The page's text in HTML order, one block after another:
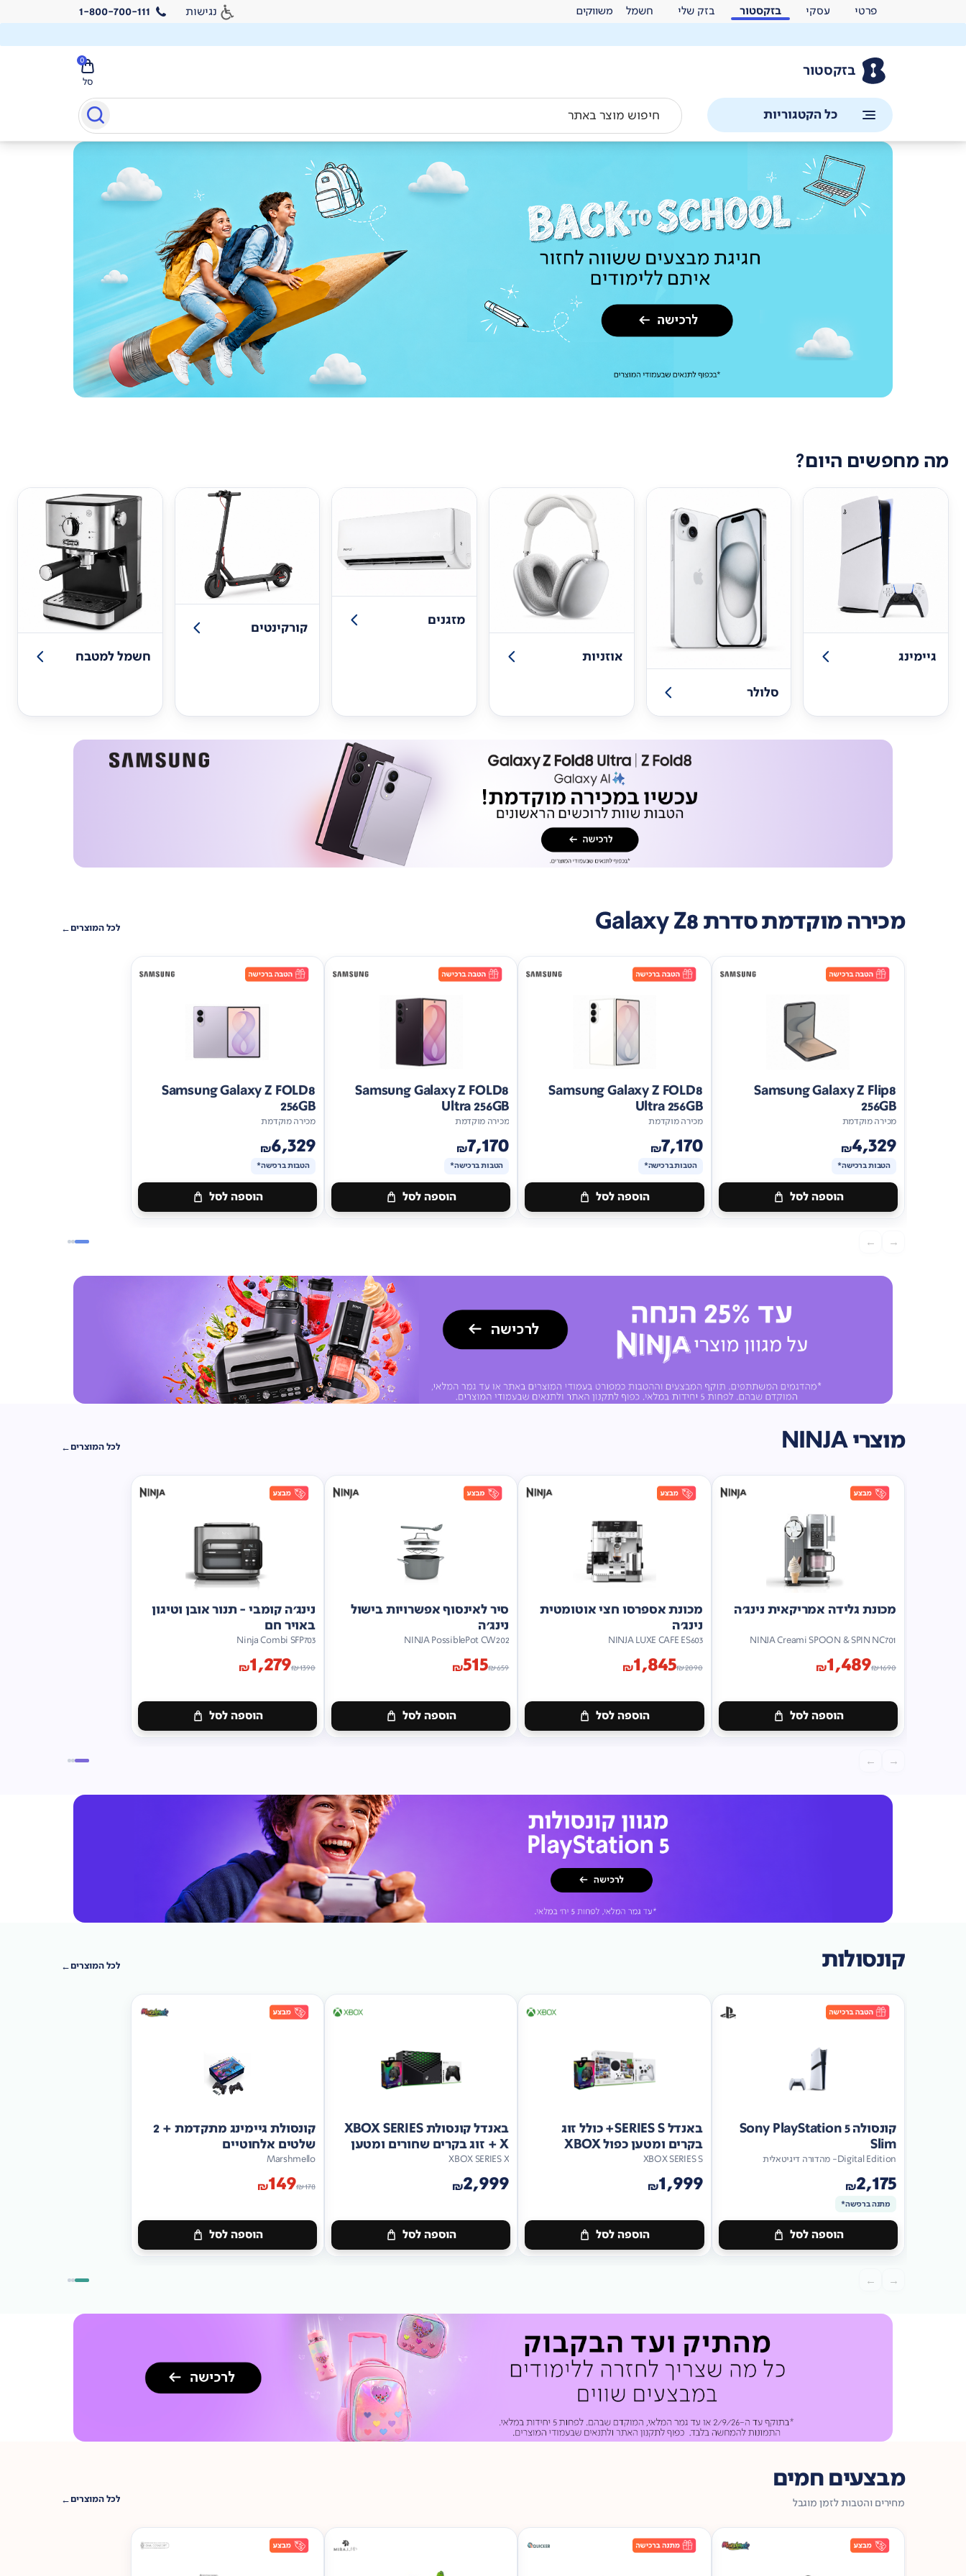
פרטי עסקי בזקסטור בזק שלי חשמל נגישות 1-800-700-111
בזקסטור
סל
0
כל הקטגוריות
מה מחפשים היום?
גיימינג
סלולר
אוזניות
מזגנים
קורקינטים
חשמל למטבח
מכירה מוקדמת סדרת Galaxy Z8 לכל המוצרים
Samsung Galaxy Z Flip8
256GB
מכירה מוקדמת
₪4,329
הטבות ברכישה*
הוספה לסל
ברכישה*
Samsung Galaxy Z FOLD8
Ultra 256GB
מכירה מוקדמת
₪7,170
הטבות ברכישה*
הוספה לסל
Samsung Galaxy Z FOLD8
Ultra 256GB
מכירה מוקדמת
₪7,170
הטבות ברכישה*
הוספה לסל
Samsung Galaxy Z FOLD8
256GB
מכירה מוקדמת
₪6,329
הטבות ברכישה*
הוספה לסל
→
←
מוצרי NINJA לכל המוצרים
מכונת גלידה אמריקאית נינג'ה
NINJA Creami SPOON & SPIN NC701
₪1690
₪1,489
הוספה לסל
מכונת אספרסו חצי אוטומטית
נינג'ה
NINJA LUXE CAFE ES603
₪2090
₪1,845
הוספה לסל
סיר לאינסוף אפשרויות בישול
נינג'ה
NINJA PossiblePot CW202
₪659
₪515
הוספה לסל
נינג'ה קומבי - תנור אובן וטיגון
באויר חם
Ninja Combi SFP703
₪1390
₪1,279
הוספה לסל
→
←
קונסולות לכל המוצרים
קונסולה Sony PlayStation 5
Slim
Digital Edition- מהדורה דיגיטאלית
₪2,175
מתנה ברכישה*
הוספה לסל
ברכישה*
באנדל SERIES S+ כולל זוג
בקרים ומטען כפול XBOX
XBOX SERIES S
₪1,999
הוספה לסל
באנדל קונסולת XBOX SERIES
X + זוג בקרים שחורים ומטען
PDP כפול
XBOX SERIES X
₪2,999
הוספה לסל
קונסולת גיימינג מתקדמת + 2
שלטים אלחוטיים
Marshmello
₪178
₪149
הוספה לסל
→
←
מבצעים חמים
מחירים והטבות לזמן מוגבל לכל המוצרים
משווקים